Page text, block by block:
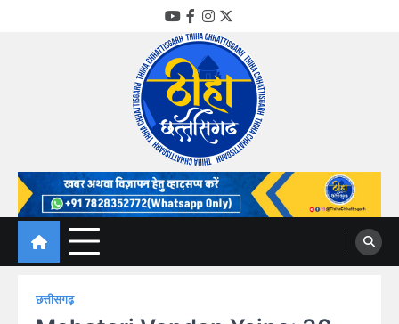
YouTube
Facebook
Instagram
Twitter
Thiha Chhattisgarh
गोठ जन-जन के
छत्तीसगढ़